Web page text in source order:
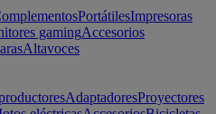
PortátilesImpresoras
gamingAccesorios
Altavoces
AdaptadoresProyectores